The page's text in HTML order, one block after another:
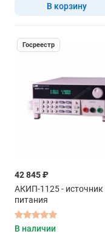
В корзину
Госреестр
42 845 ₽
АКИП-1125 - источник
питания
В наличии